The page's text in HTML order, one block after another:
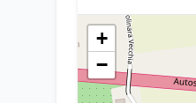
+
−